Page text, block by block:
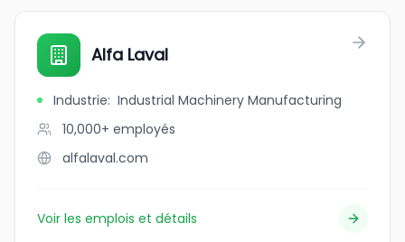
Alfa Laval
Industrie: Industrial Machinery Manufacturing
10,000+ employés
alfalaval.com
Voir les emplois et détails